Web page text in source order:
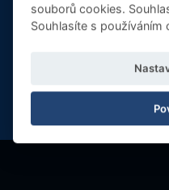
Zvažujete studium MBA?
se setkáte s garantem
souborů cookies.
Souhlasíte s používáním